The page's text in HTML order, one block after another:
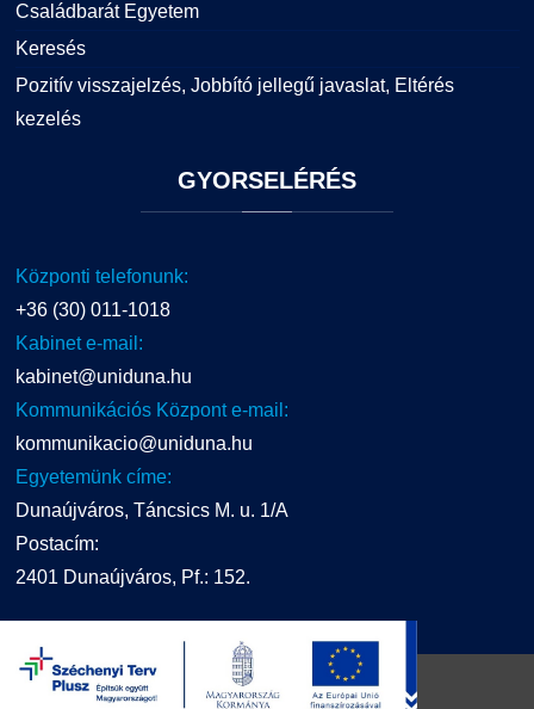
Családbarát Egyetem
Keresés
Pozitív visszajelzés, Jobbító jellegű javaslat, Eltérés
kezelés
GYORSELÉRÉS
Központi telefonunk:
+36 (30) 011-1018
Kabinet e-mail:
kabinet@uniduna.hu
Kommunikációs Központ e-mail:
kommunikacio@uniduna.hu
Egyetemünk címe:
Dunaújváros, Táncsics M. u. 1/A
Postacím:
2401 Dunaújváros, Pf.: 152.
UNIDUNA 2016